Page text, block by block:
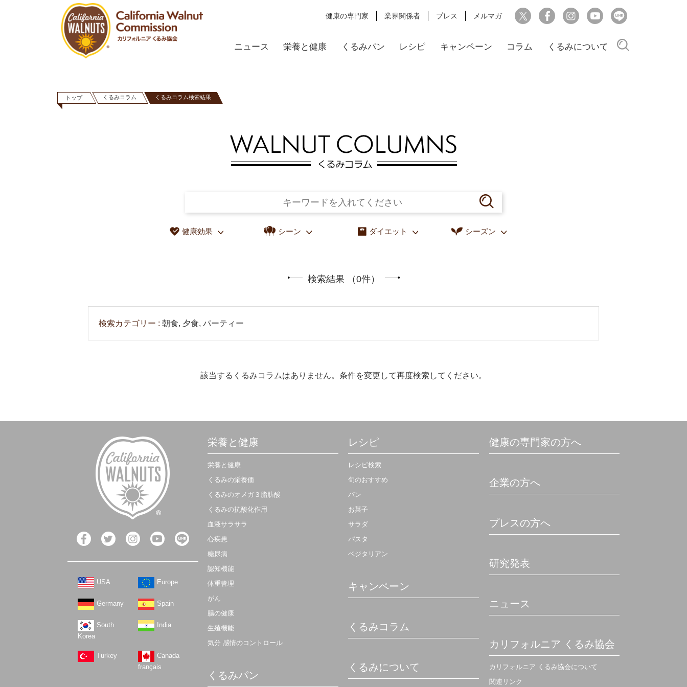
健康の専門家 業界関係者 プレス メルマガ
ニュース 栄養と健康 くるみパン レシピ キャンペーン コラム くるみについて
トップ くるみコラム くるみコラム検索結果
健康効果 シーン ダイエット シーズン
検索結果 （0件）
検索カテゴリー 朝食, 夕食, パーティー
該当するくるみコラムはありません。条件を変更して再度検索してください。
USA Europe
Germany Spain
South
Korea
India
Turkey
Canada
français
栄養と健康
栄養と健康
くるみの栄養価
くるみのオメガ３脂肪酸
くるみの抗酸化作用
血液サラサラ
心疾患
糖尿病
認知機能
体重管理
がん
腸の健康
生殖機能
気分 感情のコントロール
くるみパン
レシピ
レシピ検索
旬のおすすめ
パン
お菓子
サラダ
パスタ
ベジタリアン
キャンペーン
くるみコラム
くるみについて
健康の専門家の方へ
企業の方へ
プレスの方へ
研究発表
ニュース
カリフォルニア くるみ協会
カリフォルニア くるみ協会について
関連リンク